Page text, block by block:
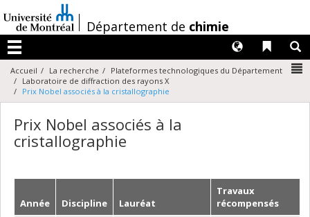
au
contenu
/Département de chimie
Menu
Liens
Langues
Accueil La recherche
Plateformes technologiques du Département
Laboratoire de diffraction des rayons X
Prix Nobel associés à la cristallographie
Prix Nobel associés à la
cristallographie
Année Discipline Lauréat
Travaux
récompensés